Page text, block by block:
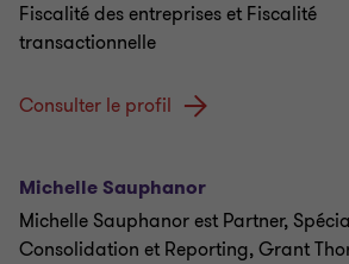
Fiscalité des entreprises et Fiscalité
transactionnelle
Consulter le profil
Michelle Sauphanor
Michelle Sauphanor est Partner,
Consolidation et Reporting, Grant